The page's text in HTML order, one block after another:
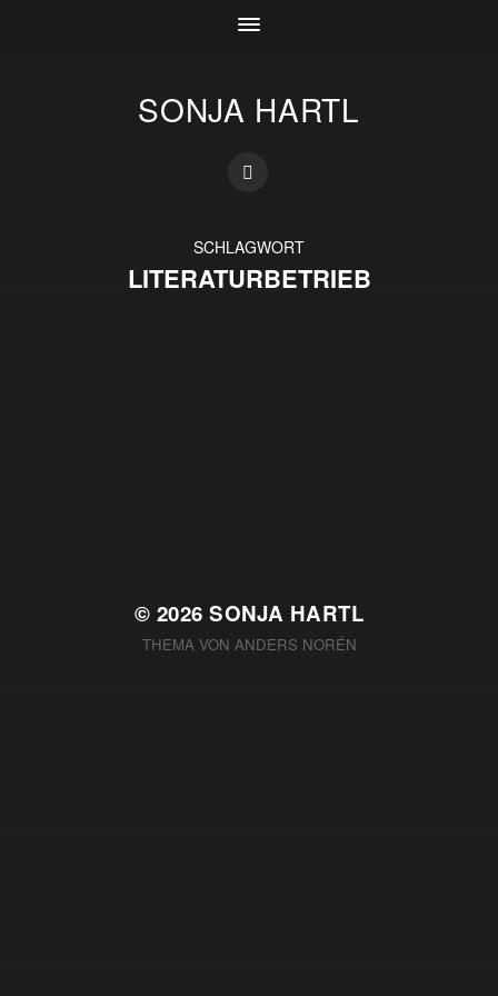
SONJA HARTL
SCHLAGWORT
LITERATURBETRIEB
© 2026SONJA HARTL
THEMA VON ANDERS NORÉN